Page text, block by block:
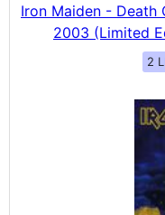
Iron Maiden - Death
2003 (Limited
2